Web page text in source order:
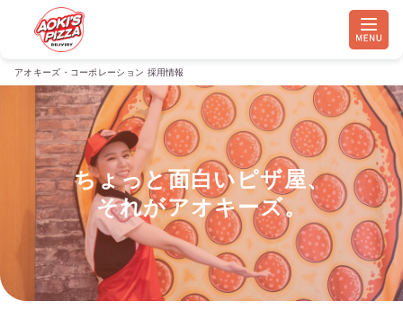
アオキーズ・コーポレーション 採用情報
ちょっと面白いピザ屋、
それがアオキーズ。